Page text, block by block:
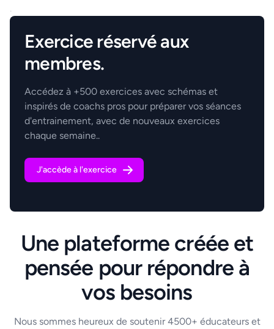
.
Exercice réservé aux
membres.
Accédez à +500 exercices avec schémas et
inspirés de coachs pros pour préparer vos séances
d'entrainement, avec de nouveaux exercices
chaque semaine..
J'accède à l'exercice
Une plateforme créée et
pensée pour répondre à
vos besoins
Nous sommes heureux de soutenir 4500+ éducateurs et